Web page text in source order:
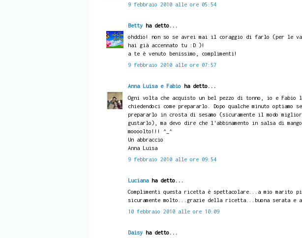
9 febbraio 2010 alle ore 05:54
Bettyha detto...
ohddio! non so se avrei mai il coraggio di farlo (per le
hai già accennato tu :D )!
a te è venuto benissimo, complimenti!
9 febbraio 2010 alle ore 07:57
Anna Luisa e Fabioha detto...
Ogni volta che acquisto un bel pezzo di tonno, io e Fabio
chiedendoci come prepararlo. Dopo qualche minuto optiamo
prepararlo in crosta di sesamo (sicuramente il modo
gustarlo), ma devo dire che l'abbinamento in salsa di
moooolto!!! ^_^
Un abbraccio
Anna Luisa
9 febbraio 2010 alle ore 09:54
Lucianaha detto...
Complimenti questa ricetta è spettacolare...a mio marito
sicuramente molto...grazie della ricetta...buona serata e a
10 febbraio 2010 alle ore 10:09
Daisyha detto...